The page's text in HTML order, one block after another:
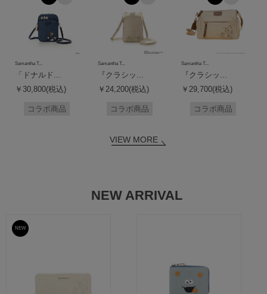
Samantha T...
「ドナルド...
￥30,800(税込)
コラボ商品
Samantha T...
『クラシッ...
￥24,200(税込)
コラボ商品
Samantha T...
『クラシッ...
￥29,700(税込)
コラボ商品
VIEW MORE
NEW ARRIVAL
予約
NEW